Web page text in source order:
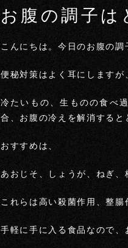
お腹の調子は
こんにちは。今日のお腹の調
便秘対策はよく耳にしますが
冷たいもの、生ものの食べ
合、お腹の冷えを解消すると
おすすめは、
あおじそ、しょうが、ねぎ、
これらは高い殺菌作用、整腸
手軽に手に入る食品なので